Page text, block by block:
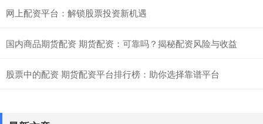
网上配资平台：解锁股票投资新机遇
国内商品期货配资 期货配资：可靠吗？揭秘配资风险与收益
股票中的配资 期货配资平台排行榜：助你选择靠谱平台